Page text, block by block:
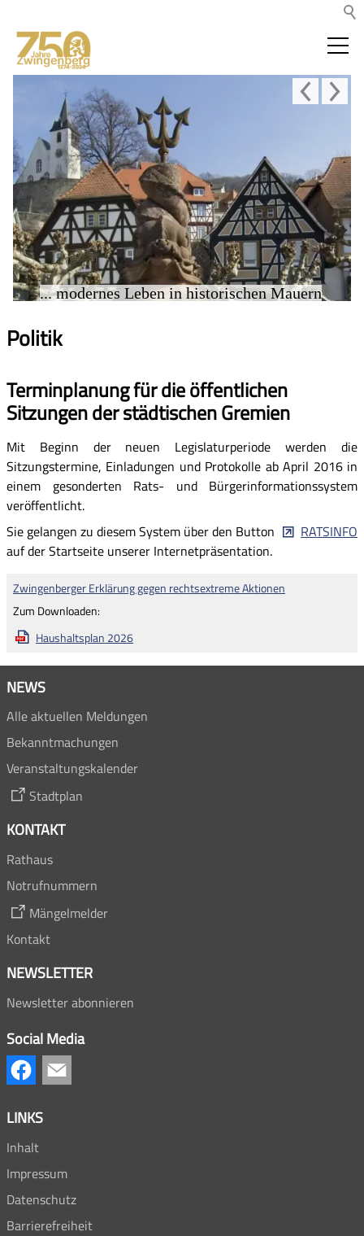
... modernes Leben in historischen Mauern
Politik
Terminplanung für die öffentlichen
Sitzungen der städtischen Gremien
Mit Beginn der neuen Legislaturperiode werden die
Sitzungstermine, Einladungen und Protokolle ab April 2016 in
einem gesonderten Rats- und Bürgerinformationssystem
veröffentlicht.
Sie gelangen zu diesem System über den Button
RATSINFO
auf der Startseite unserer Internetpräsentation.
Zwingenberger Erklärung gegen rechtsextreme Aktionen
Zum Downloaden:
Haushaltsplan 2026
NEWS
Alle aktuellen Meldungen
Bekanntmachungen
Veranstaltungskalender
Stadtplan
KONTAKT
Rathaus
Notrufnummern
Mängelmelder
Kontakt
NEWSLETTER
Newsletter abonnieren
Social Media
LINKS
Inhalt
Impressum
Datenschutz
Barrierefreiheit